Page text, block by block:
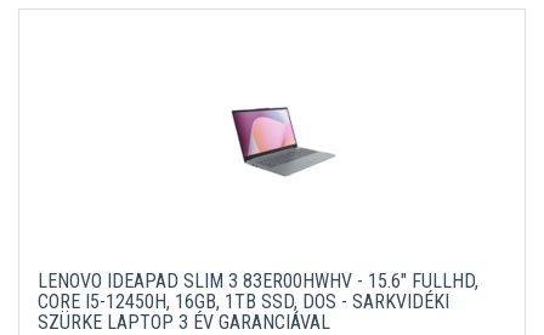
LENOVO IDEAPAD SLIM 3 83ER00HWHV - 15.6" FULLHD,
CORE I5-12450H, 16GB, 1TB SSD, DOS - SARKVIDÉKI
SZÜRKE LAPTOP 3 ÉV GARANCIÁVAL